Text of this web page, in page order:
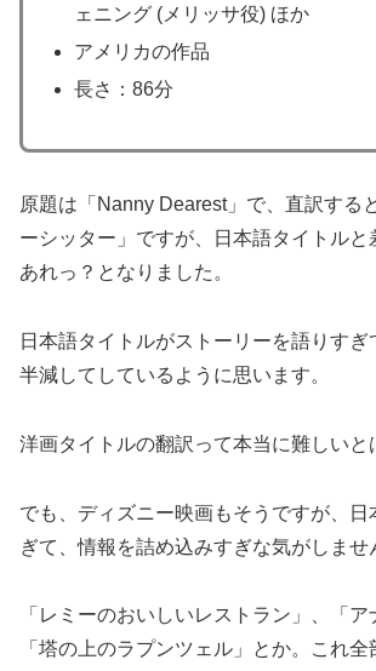
ェニング (メリッサ役) ほか
アメリカの作品
長さ：86分
原題は「Nanny Dearest」で、直訳する
ーシッター」ですが、日本語タイトルと
あれっ？となりました。
日本語タイトルがストーリーを語りす
半減してしているように思います。
洋画タイトルの翻訳って本当に難しいと
でも、ディズニー映画もそうですが、日
ぎて、情報を詰め込みすぎな気がしませ
「レミーのおいしいレストラン」、「ア
「塔の上のラプンツェル」とか。これ